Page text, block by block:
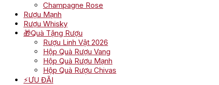
Champagne Rose
Rượu Mạnh
Rượu Whisky
🎁Quà Tặng Rượu
Rượu Linh Vật 2026
Hộp Quà Rượu Vang
Hộp Quà Rượu Mạnh
Hộp Quà Rượu Chivas
⚡ƯU ĐÃI